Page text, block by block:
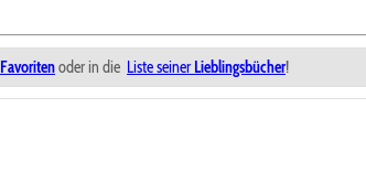
Favoritenoder in die Liste seiner Lieblingsbücher!